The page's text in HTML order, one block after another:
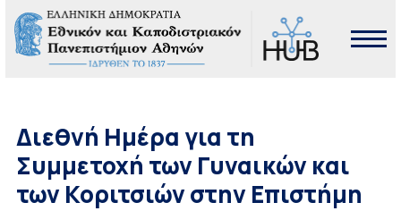
Διεθνή Ημέρα για τη
Συμμετοχή των Γυναικών και
των Κοριτσιών στην Επιστήμη